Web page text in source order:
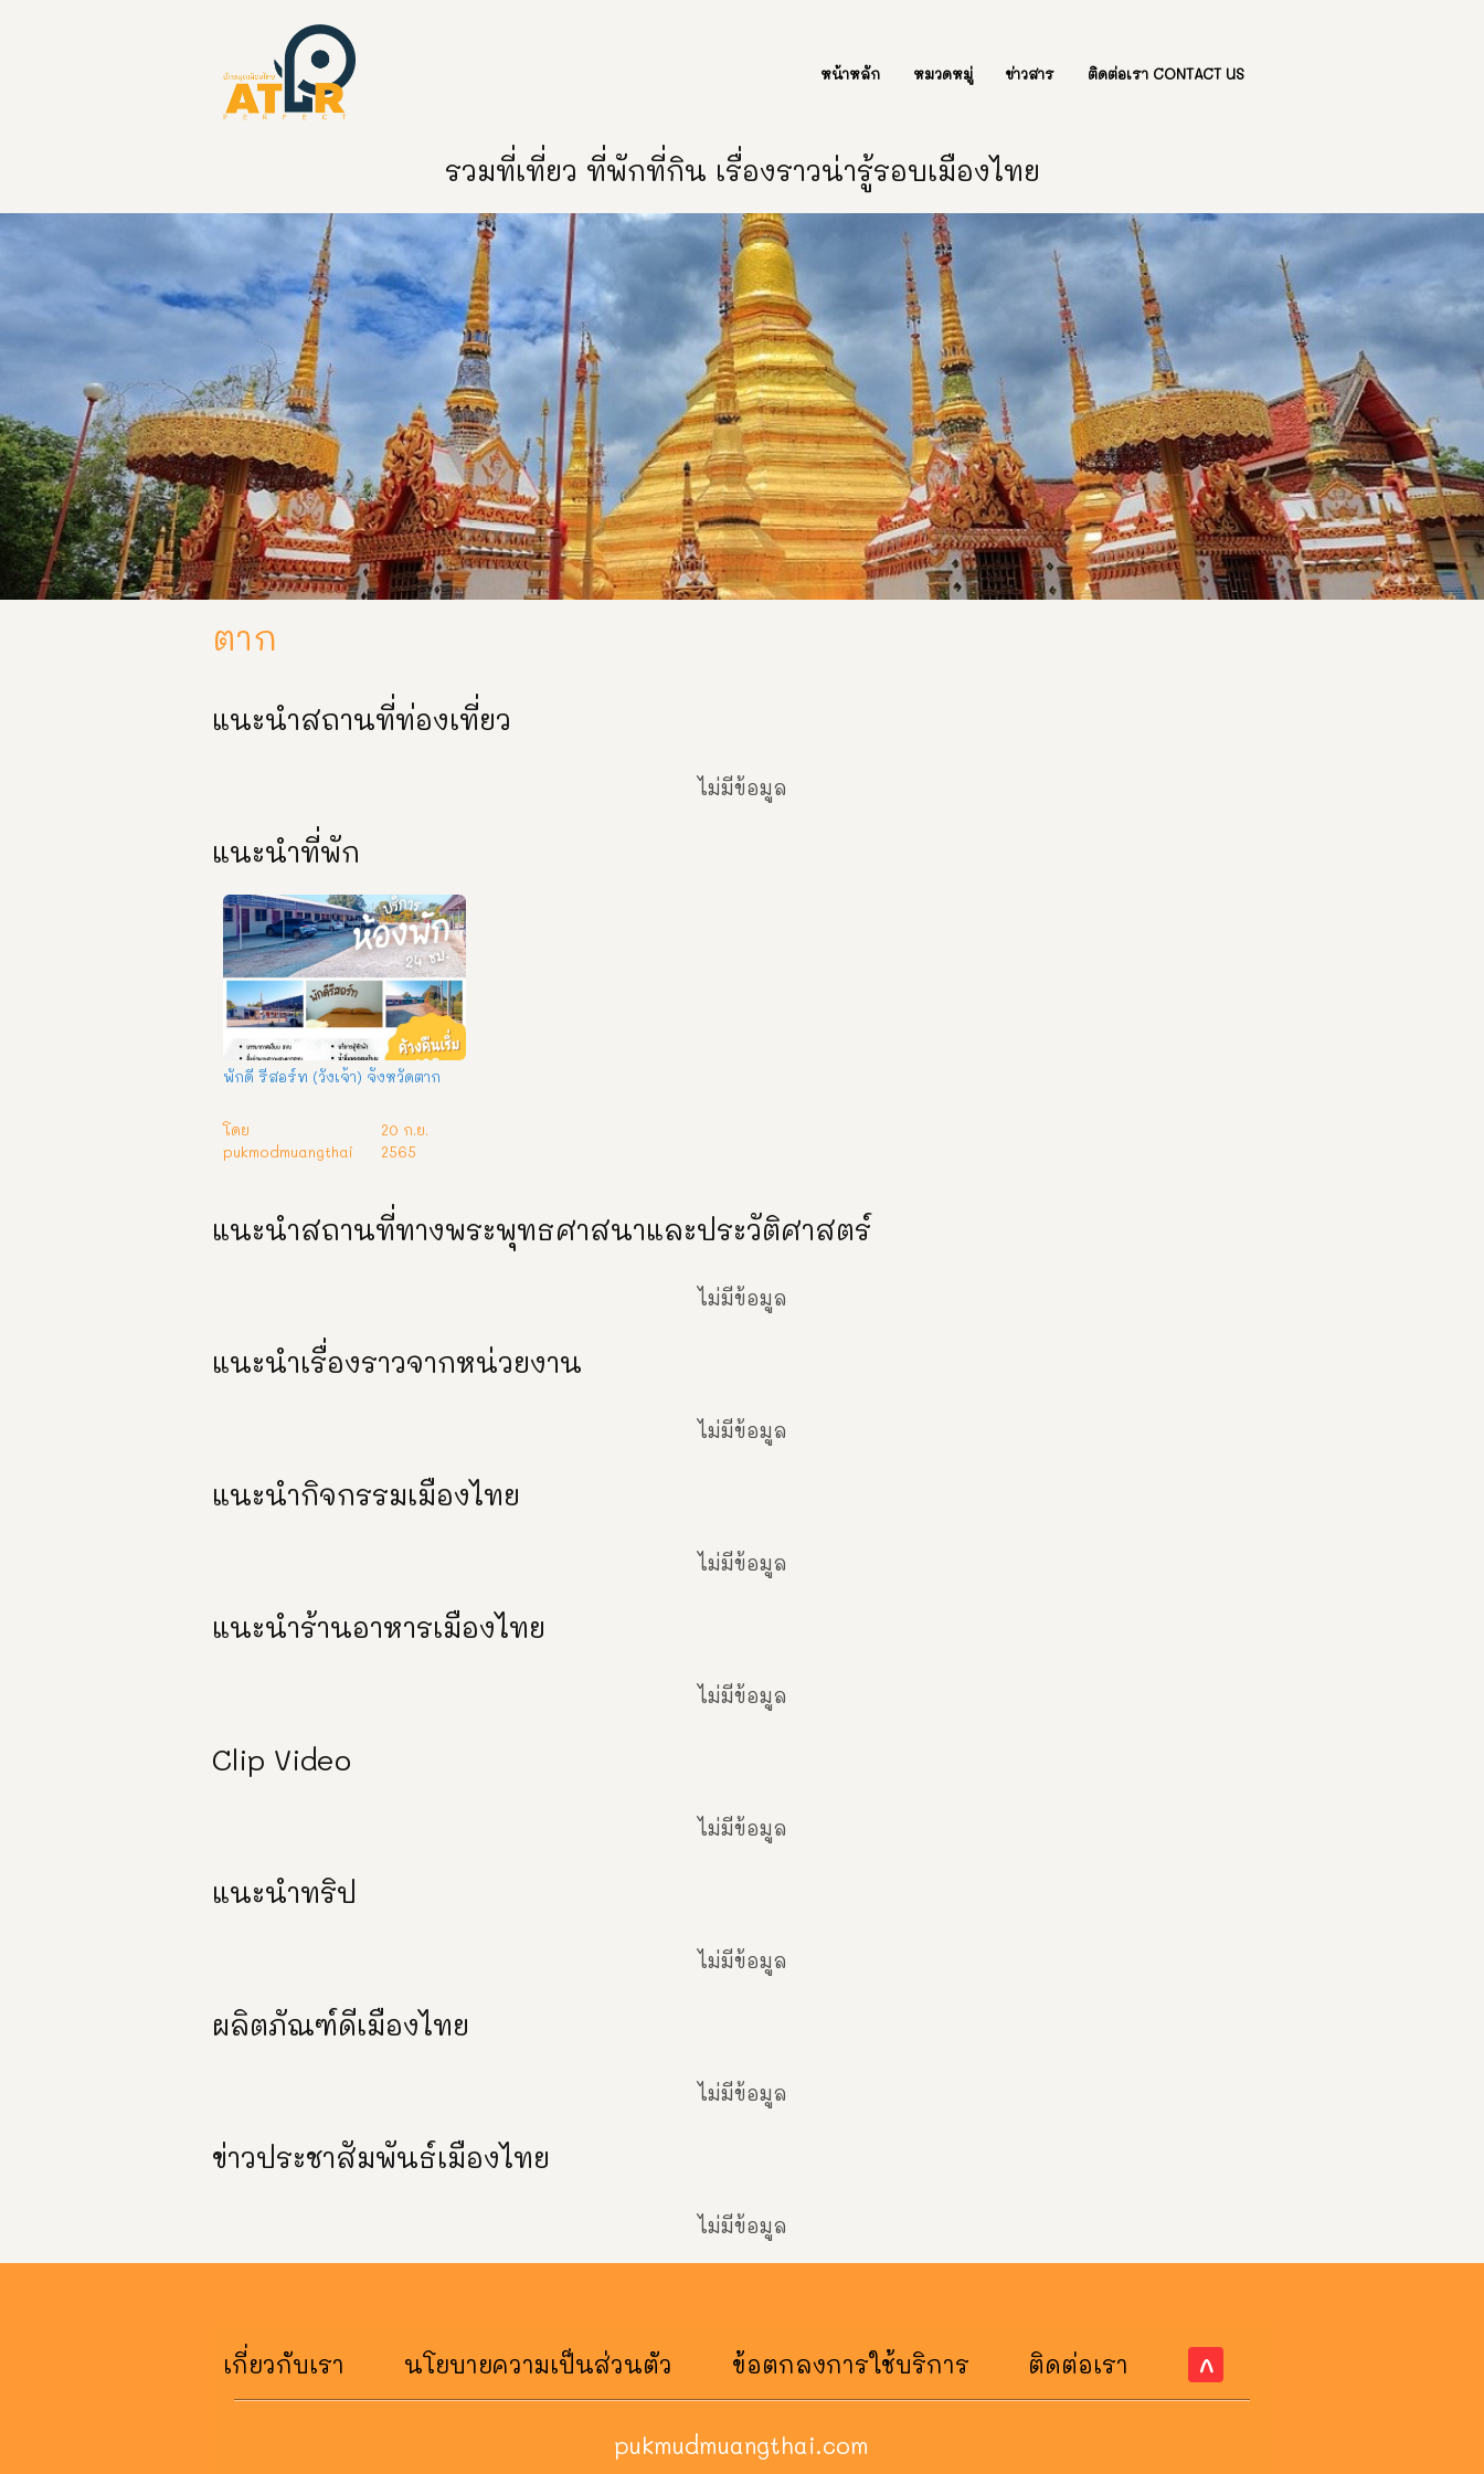
หน้าหลัก หมวดหมู่ ข่าวสาร ติดต่อเรา CONTACT US
รวมที่เที่ยว ที่พักที่กิน เรื่องราวน่ารู้รอบเมืองไทย
ตาก
แนะนำสถานที่ท่องเที่ยว
ไม่มีข้อมูล
แนะนำที่พัก
พักดี รีสอร์ท (วังเจ้า) จังหวัดตาก
โดย
pukmodmuangthai
20 ก.ย.
2565
แนะนำสถานที่ทางพระพุทธศาสนาและประวัติศาสตร์
ไม่มีข้อมูล
แนะนำเรื่องราวจากหน่วยงาน
ไม่มีข้อมูล
แนะนำกิจกรรมเมืองไทย
ไม่มีข้อมูล
แนะนำร้านอาหารเมืองไทย
ไม่มีข้อมูล
Clip Video
ไม่มีข้อมูล
แนะนำทริป
ไม่มีข้อมูล
ผลิตภัณฑ์ดีเมืองไทย
ไม่มีข้อมูล
ข่าวประชาสัมพันธ์เมืองไทย
ไม่มีข้อมูล
เกี่ยวกับเรา นโยบายความเป็นส่วนตัว ข้อตกลงการใช้บริการ ติดต่อเรา ^
pukmudmuangthai.com